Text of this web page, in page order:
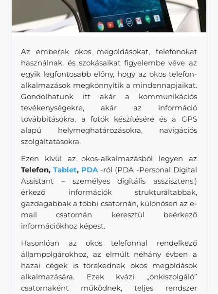
Az emberek okos megoldásokat, telefonokat
használnak, és szokásaikat figyelembe véve az
egyik legfontosabb előny, hogy az okos telefon-
alkalmazások megkönnyítik a mindennapjaikat.
Gondolhatunk itt akár a kommunikációs
tevékenységekre, akár az információ
továbbításokra, a fotók készítésére és a GPS
alapú helymeghatározásokra, navigációs
szolgáltatásokra.
Ezen kívül az okos-alkalmazásból legyen az
Telefon,Tablet, PDA-ról (PDA -Personal Digital
Assistant – személyes digitális asszisztens.)
érkező információk strukturáltabbak,
gazdagabbak a többi csatornán, különösen az e-
mail csatornán keresztül beérkező
információkhoz képest.
Hasonlóan az okos telefonnal rendelkező
állampolgárokhoz, az elmúlt néhány évben a
hazai cégek is törekednek okos megoldások
alkalmazására. Ezek kvázi „önkiszolgáló”
csatornaként működnek, teljes rendszer